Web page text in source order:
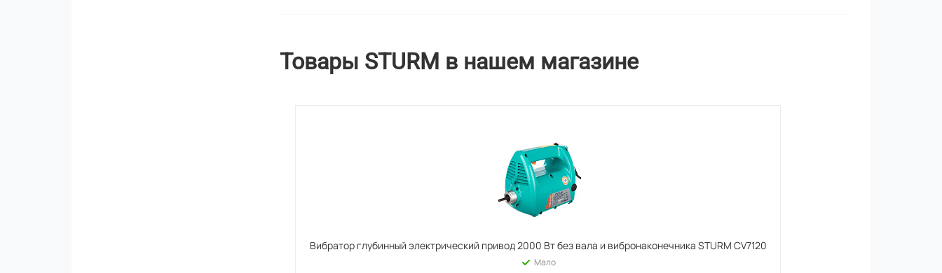
Товары STURM в нашем магазине
Вибратор глубинный электрический привод 2000 Вт без вала и вибронаконечника STURM CV7120
Мало